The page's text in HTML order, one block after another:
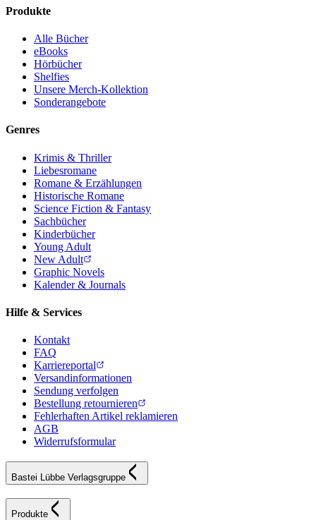
Produkte
Alle Bücher
eBooks
Hörbücher
Shelfies
Unsere Merch-Kollektion
Sonderangebote
Genres
Krimis & Thriller
Liebesromane
Romane & Erzählungen
Historische Romane
Science Fiction & Fantasy
Sachbücher
Kinderbücher
Young Adult
New Adult
Graphic Novels
Kalender & Journals
Hilfe & Services
Kontakt
FAQ
Karriereportal
Versandinformationen
Sendung verfolgen
Bestellung retournieren
Fehlerhaften Artikel reklamieren
AGB
Widerrufsformular
Bastei Lübbe Verlagsgruppe
Produkte